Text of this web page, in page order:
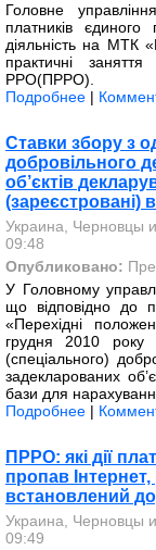
Головне
платників
діяльність на МТК
практичні
РРО(ПРРО).
Подробнее |
Ставки збору з
добровільного
об’єктів
(зареєстровані) в
Украина, Черновцы
09:48
Опубликовано:
У Головному
що відповідно
«Перехідні
грудня 2010
(спеціального)
задекларованих
бази для
Подробнее |
ПРРО: які дії
пропав
встановлений
Украина, Черновцы
09:49